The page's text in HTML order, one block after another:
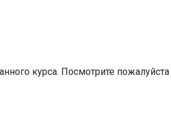
курса. Посмотрите пожалуйста